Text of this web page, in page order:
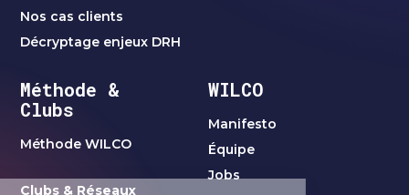
Nos cas clients
Décryptage enjeux DRH
Méthode &
Clubs
Méthode WILCO
Clubs & Réseaux
WILCO
Manifesto
Équipe
Jobs